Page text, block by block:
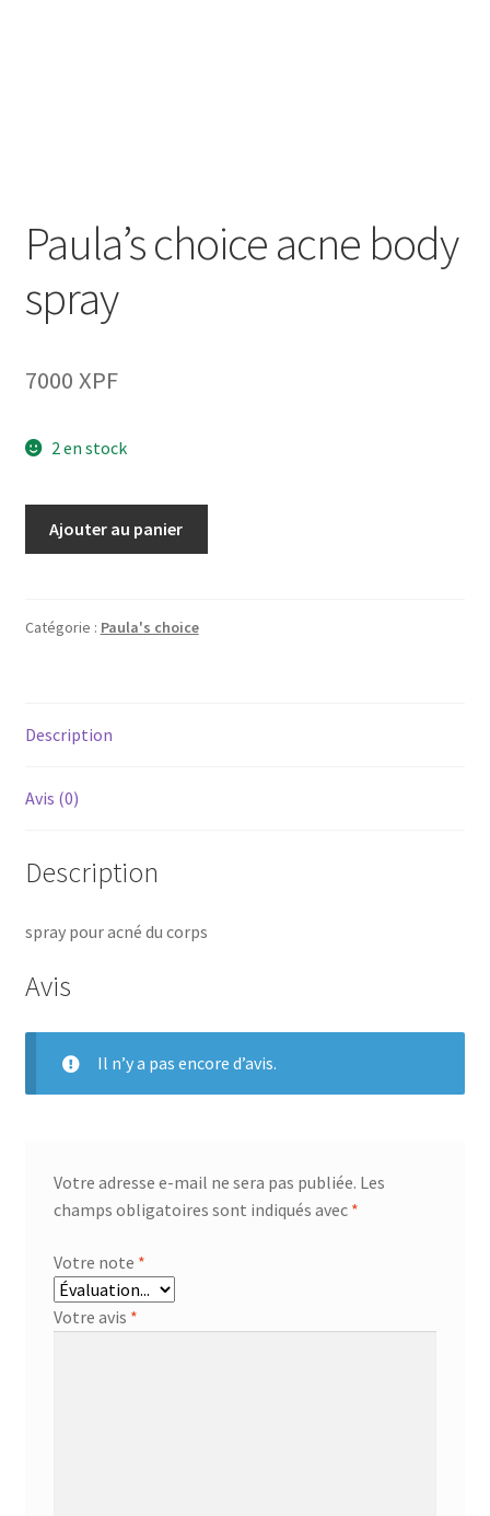
Paula’s choice acne body
spray
7000 XPF
2 en stock
acne
Ajouter au panier
Catégorie : Paula's choice
Description
Avis (0)
Description
spray pour acné du corps
Avis
Il n’y a pas encore d’avis.
Votre adresse e-mail ne sera pas publiée. Les
champs obligatoires sont indiqués avec *
Votre note *
Votre avis *